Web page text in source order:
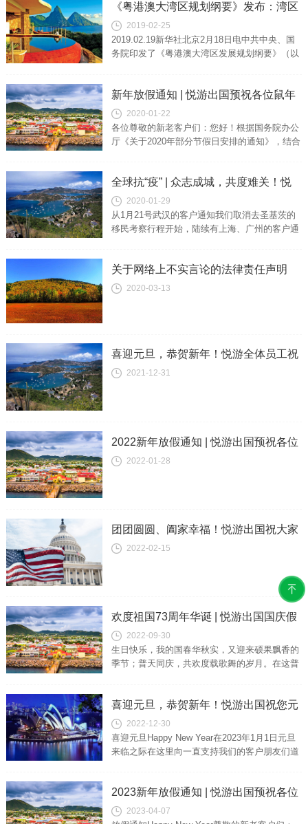
《粤港澳大湾区规划纲要》发布：湾区
将成为“移民试验田”！
2019-02-25
2019.02.19新华社北京2月18日电中共中央、国
务院印发了《粤港澳大湾区发展规划纲要》（以
新年放假通知 | 悦游出国预祝各位鼠年
大吉，万事如意！
2020-01-22
各位尊敬的新老客户们：您好！根据国务院办公
厅《关于2020年部分节假日安排的通知》，结合
全球抗“疫” | 众志成城，共度难关！悦
游出国延期到岗通知
2020-01-29
从1月21号武汉的客户通知我们取消去圣基茨的
移民考察行程开始，陆续有上海、广州的客户通
关于网络上不实言论的法律责任声明
2020-03-13
喜迎元旦，恭贺新年！悦游全体员工祝
您元旦快乐，万事如意！
2021-12-31
2022新年放假通知 | 悦游出国预祝各位
虎年大吉，万事如意！
2022-01-28
团团圆圆、阖家幸福！悦游出国祝大家
元宵快乐！
2022-02-15
欢度祖国73周年华诞 | 悦游出国国庆假
期放假通知
2022-09-30
生日快乐，我的国春华秋实，又迎来硕果飘香的
季节；普天同庆，共欢度载歌舞的岁月。在这普
喜迎元旦，恭贺新年！悦游出国祝您元
旦快乐，万事如意！
2022-12-30
喜迎元旦Happy New Year在2023年1月1日元旦
来临之际在这里向一直支持我们的客户朋友们道
2023新年放假通知 | 悦游出国预祝各位
兔年大吉，万事如意！
2023-04-07